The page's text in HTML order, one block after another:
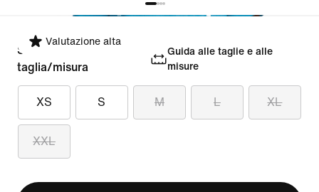
Valutazione alta
Seleziona la
taglia/misura
Guida alle taglie e alle
misure
XS S M L XL
XXL